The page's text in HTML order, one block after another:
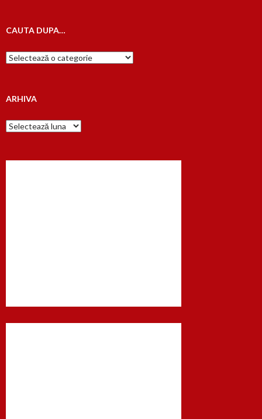
CAUTA DUPA…
Cauta
dupa…
ARHIVA
Arhiva